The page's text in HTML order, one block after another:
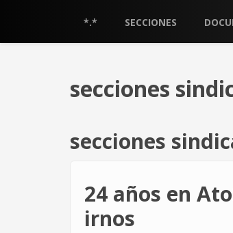
*.* SECCIONES
secciones
secciones
24 años en
irnos